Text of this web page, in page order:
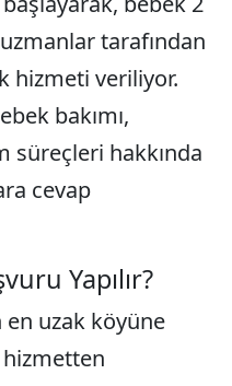
tarafından
hizmeti veriliyor.
bakımı,
süreçleri hakkında
cevap
Yapılır?
en uzak köyüne